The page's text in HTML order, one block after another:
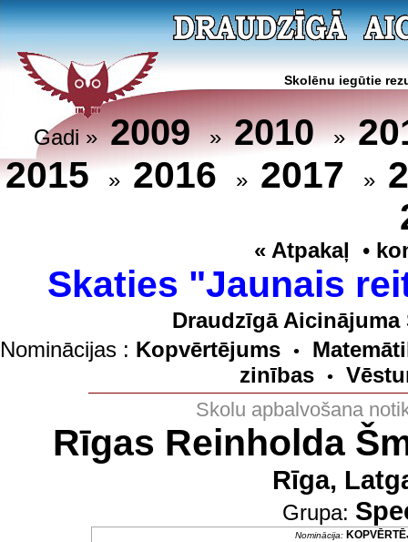
Skolēnu iegūtie
Gadi »2009»2010»
2015 » 2016 » 2017 »
« Atpakaļ •
Skaties "Jaunais
Draudzīgā
Nominācijas : Kopvērtējums •
zinības
•
Skolu apbalvošana
Rīgas Reinholda
Rīga,
Grupa:
Nominācija: